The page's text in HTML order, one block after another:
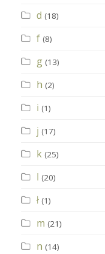
d (18)
f (8)
g (13)
h (2)
i (1)
j (17)
k (25)
l (20)
ł (1)
m (21)
n (14)